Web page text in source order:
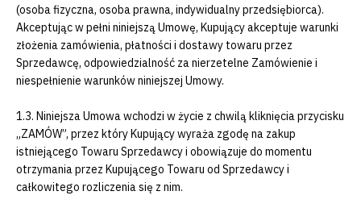
(osoba fizyczna, osoba prawna, indywidualny przedsiębiorca).
Akceptując w pełni niniejszą Umowę, Kupujący akceptuje warunki
złożenia zamówienia, płatności i dostawy towaru przez
Sprzedawcę, odpowiedzialność za nierzetelne Zamówienie i
niespełnienie warunków niniejszej Umowy.
1.3. Niniejsza Umowa wchodzi w życie z chwilą kliknięcia przycisku
„ZAMÓW”, przez który Kupujący wyraża zgodę na zakup
istniejącego Towaru Sprzedawcy i obowiązuje do momentu
otrzymania przez Kupującego Towaru od Sprzedawcy i
całkowitego rozliczenia się z nim.